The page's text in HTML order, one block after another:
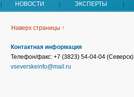
НОВОСТИ ЭКСПЕРТЫ
Наверх страницы ↑
Контактная информация
Телефон/факс: +7 (3823) 54-04-04 (Северск)
vseverskeinfo@mail.ru